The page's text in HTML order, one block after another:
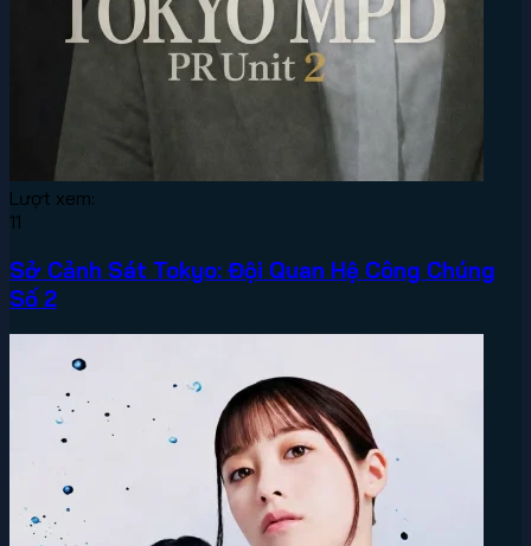
Lượt xem:
11
Sở Cảnh Sát Tokyo: Đội Quan Hệ Công Chúng
Số 2